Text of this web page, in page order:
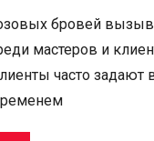
бровей
мастеров и
часто задают